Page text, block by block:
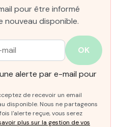
pour être informé
disponible.
OK
alerte par e-mail pour
de recevoir un email
disponible. Nous ne partageons
l'alerte reçue, vous serez
plus sur la gestion de vos